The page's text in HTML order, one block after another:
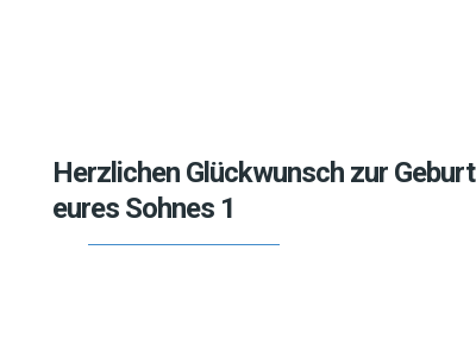
Herzlichen Glückwunsch zur Geburt
eures Sohnes 1